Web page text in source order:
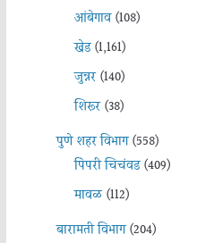
आंबेगाव(108)
खेड(1,161)
जुन्नर(140)
शिरूर(38)
पुणे शहर विभाग(558)
पिंपरी चिचंवड(409)
मावळ(112)
बारामती विभाग(204)